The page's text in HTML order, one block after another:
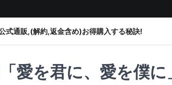
式通販,(解約,返金含め)お得購入する秘訣!
愛を君に、愛を僕に